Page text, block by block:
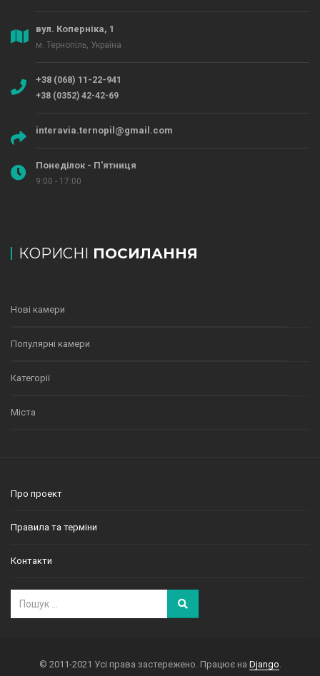
вул. Коперніка, 1
м. Тернопіль, Україна
+38 (068) 11-22-941
+38 (0352) 42-42-69
interavia.ternopil@gmail.com
Понеділок - П'ятниця
9:00 - 17:00
КОРИСНІ ПОСИЛАННЯ
Нові камери
Популярні камери
Категорії
Міста
Про проект
Правила та терміни
Контакти
© 2011-2021 Усі права застережено. Працює на Django.